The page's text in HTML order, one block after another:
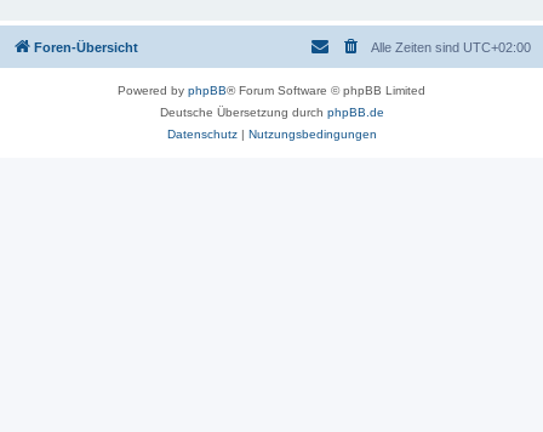
Foren-Übersicht Alle Zeiten sind UTC+02:00
Powered by phpBB® Forum Software © phpBB Limited
Deutsche Übersetzung durch phpBB.de
Datenschutz| Nutzungsbedingungen